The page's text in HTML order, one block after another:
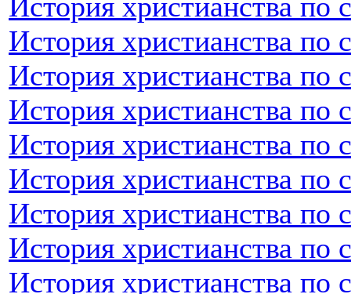
История христианства по
История христианства по
История христианства по
История христианства
История христианства по
История христианства по
История христианства по
История христианства по